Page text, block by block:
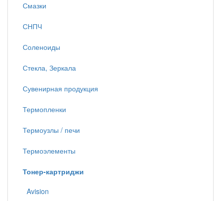
Смазки
СНПЧ
Соленоиды
Стекла, Зеркала
Сувенирная продукция
Термопленки
Термоузлы / печи
Термоэлементы
Тонер-картриджи
Avision